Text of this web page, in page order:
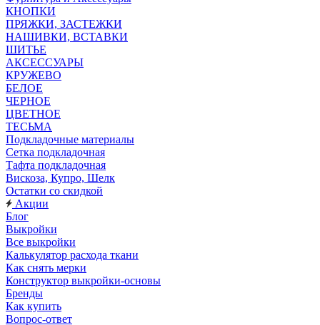
КНОПКИ
ПРЯЖКИ, ЗАСТЕЖКИ
НАШИВКИ, ВСТАВКИ
ШИТЬЕ
АКСЕССУАРЫ
КРУЖЕВО
БЕЛОЕ
ЧЕРНОЕ
ЦВЕТНОЕ
ТЕСЬМА
Подкладочные материалы
Сетка подкладочная
Тафта подкладочная
Вискоза, Купро, Шелк
Остатки со скидкой
Акции
Блог
Выкройки
Все выкройки
Калькулятор расхода ткани
Как снять мерки
Конструктор выкройки-основы
Бренды
Как купить
Вопрос-ответ